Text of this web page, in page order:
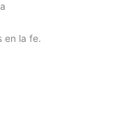
en la fe.